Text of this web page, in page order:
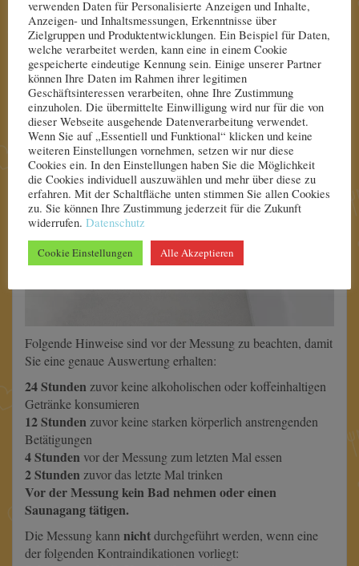
Um die Werte von Mal zu Mal miteinander vergleichen zu
können, sollte man sich immer unter den exakt gleichen
Bedingungen messen lassen.
Die Durchführung der Messung erfolgt am besten in
Unterwäsche oder leichter Kleidung.
Direktim Anschluss an die Messung erfolgt ein
Auswertungsgespräch, außerdem erhalten Sie einen
detaillierten Ausdruck Ihrer Ergebnisse.
Folgende Hinweise sind vor der Messung zu beachten, damit
Sie eine genaue Auswertung erhalten:
24 Stunden zuvor keine alkoholischen oder koffeinhaltigen
Getränke konsumieren
12 Stunden zuvor keine starken körperlich anstrengenden
Betätigungen
4 Stundenvor der Messung zum letzten Mal essen
2 Stunden zuvor das letzte Mal trinken
Vor der Messung kein Bad nehmen oder einen
Saunagang tätigen.
Die Messung kann nichtdurchgeführt werden, wenn eine
der folgenden Kontraindikationen vorliegt:
verwenden Daten für Personalisierte Anzeigen und Inhalte,
Anzeigen- und Inhaltsmessungen, Erkenntnisse über
Zielgruppen und Produktentwicklungen. Ein Beispiel für Daten,
welche verarbeitet werden, kann eine in einem Cookie
gespeicherte eindeutige Kennung sein. Einige unserer Partner
können Ihre Daten im Rahmen ihrer legitimen
Geschäftsinteressen verarbeiten, ohne Ihre Zustimmung
einzuholen. Die übermittelte Einwilligung wird nur für die von
dieser Webseite ausgehende Datenverarbeitung verwendet.
Wenn Sie auf „Essentiell und Funktional“ klicken und keine
weiteren Einstellungen vornehmen, setzen wir nur diese
Cookies ein. In den Einstellungen haben Sie die Möglichkeit
die Cookies individuell auszuwählen und mehr über diese zu
erfahren. Mit der Schaltfläche unten stimmen Sie allen Cookies
zu. Sie können Ihre Zustimmung jederzeit für die Zukunft
widerrufen. Datenschutz
Cookie Einstellungen Alle Akzeptieren